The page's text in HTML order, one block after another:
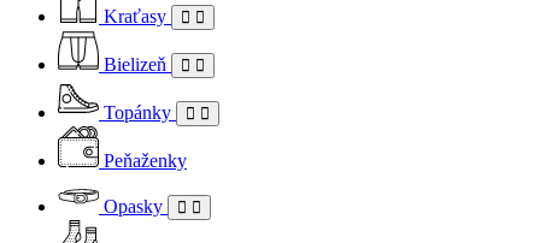
Kraťasy
Bielizeň
Topánky
Peňaženky
Opasky